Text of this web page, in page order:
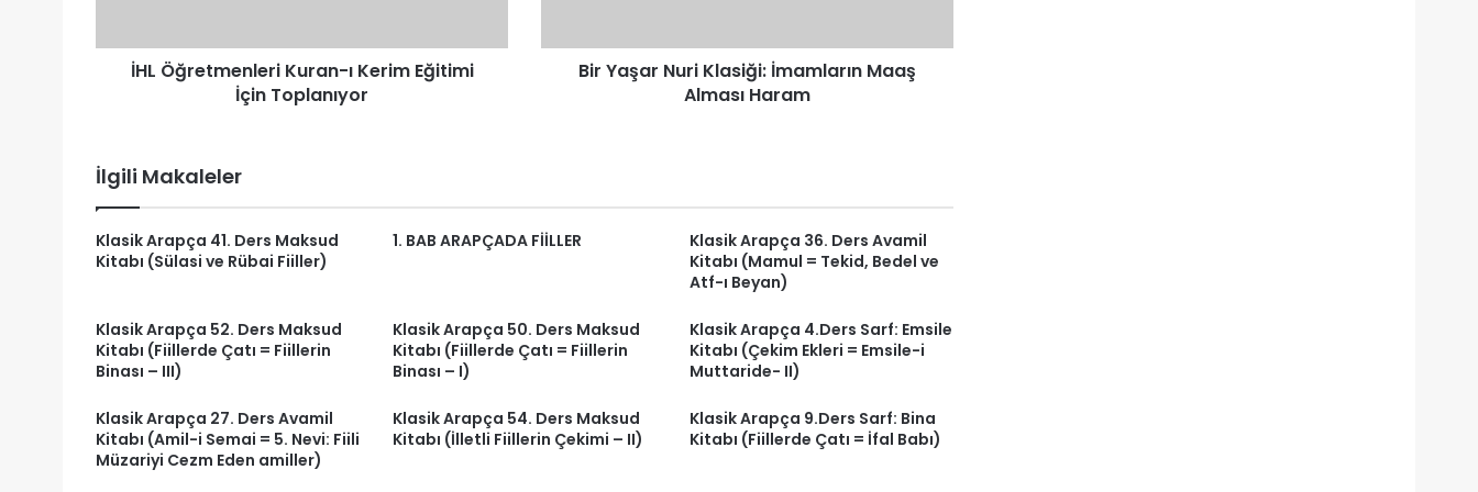
İHL Öğretmenleri Kuran-ı Kerim Eğitimi
İçin Toplanıyor
Bir Yaşar Nuri Klasiği: İmamların Maaş
Alması Haram
İlgili Makaleler
Klasik Arapça 41. Ders Maksud
Kitabı (Sülasi ve Rübai Fiiller)
1. BAB ARAPÇADA FİİLLER
Klasik Arapça 36. Ders Avamil
Kitabı (Mamul = Tekid, Bedel ve
Atf-ı Beyan)
Klasik Arapça 52. Ders Maksud
Kitabı (Fiillerde Çatı = Fiillerin
Binası – III)
Klasik Arapça 50. Ders Maksud
Kitabı (Fiillerde Çatı = Fiillerin
Binası – I)
Klasik Arapça 4.Ders Sarf: Emsile
Kitabı (Çekim Ekleri = Emsile-i
Muttaride- II)
Klasik Arapça 27. Ders Avamil
Kitabı (Amil-i Semai = 5. Nevi: Fiili
Müzariyi Cezm Eden amiller)
Klasik Arapça 54. Ders Maksud
Kitabı (İlletli Fiillerin Çekimi – II)
Klasik Arapça 9.Ders Sarf: Bina
Kitabı (Fiillerde Çatı = İfal Babı)